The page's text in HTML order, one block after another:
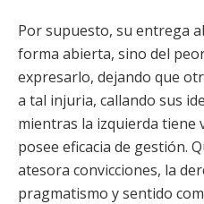
Por supuesto, su entrega
forma abierta, sino del
expresarlo, dejando que
a tal injuria, callando sus
mientras la izquierda tiene
posee eficacia de gestión.
atesora convicciones, la
pragmatismo y sentido